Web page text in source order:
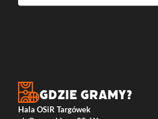
Gdzie gramy?
Hala OSiR Targówek